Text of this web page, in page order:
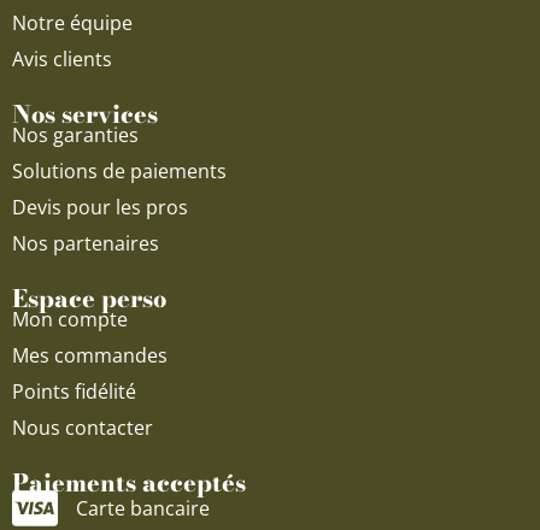
Notre équipe
Avis clients
Nos services
Nos garanties
Solutions de paiements
Devis pour les pros
Nos partenaires
Espace perso
Mon compte
Mes commandes
Points fidélité
Nous contacter
Paiements acceptés
Carte bancaire